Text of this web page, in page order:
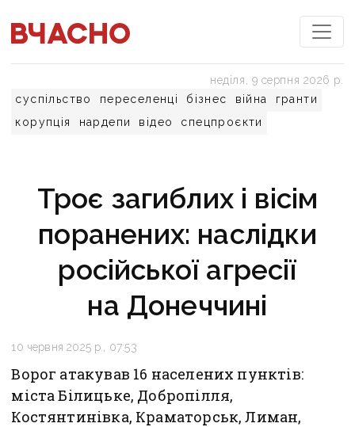
суспільство переселенці бізнес війна
гранти
корупція
нардепи відео спецпроєкти
неділя, 9 серпня 2026 р.
Троє загиблих і вісім
поранених: наслідки
російської агресії
на Донеччині
10 червня 2025 р., 07:53
Ворог атакував 16 населених пунктів:
міста Білицьке, Добропілля,
Костянтинівка, Краматорськ, Лиман,